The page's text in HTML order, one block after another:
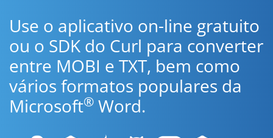
Use o aplicativo on-line gratuito
ou o SDK do Curl para converter
entre MOBI e TXT, bem como
vários formatos populares da
Microsoft® Word.